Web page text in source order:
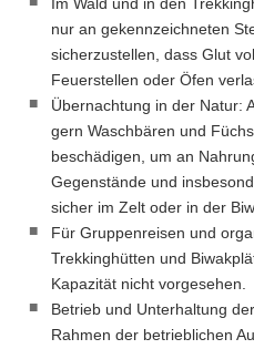
nur an gekennzeichneten
sicherzustellen, dass Glut
Feuerstellen oder Öfen
Übernachtung in der Natur:
gern Waschbären und
beschädigen, um an
Gegenstände und
sicher im Zelt oder in der
Für Gruppenreisen und
Trekkinghütten und
Kapazität nicht vorgesehen.
Betrieb und Unterhaltung
Rahmen der betrieblichen